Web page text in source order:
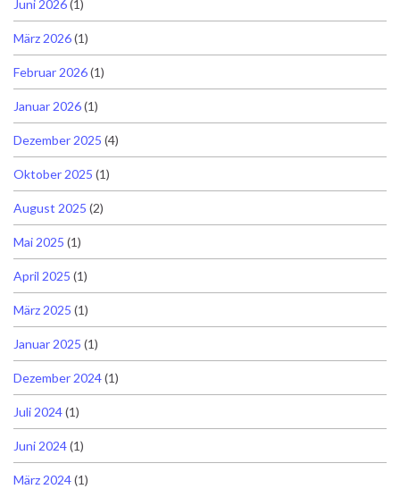
Juni 2026(1)
März 2026(1)
Februar 2026(1)
Januar 2026(1)
Dezember 2025 (4)
Oktober 2025 (1)
August 2025 (2)
Mai 2025 (1)
April 2025 (1)
März 2025 (1)
Januar 2025 (1)
Dezember 2024(1)
Juli 2024(1)
Juni 2024(1)
März 2024(1)